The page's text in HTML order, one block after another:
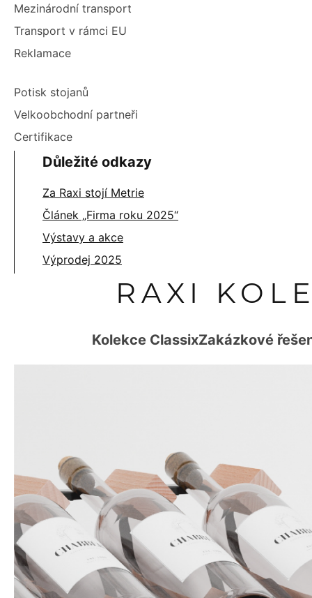
Mezinárodní transport
Transport v rámci EU
Reklamace
Potisk stojanů
Velkoobchodní partneři
Certifikace
Důležité odkazy
Za Raxi stojí Metrie
Článek „Firma roku 2025“
Výstavy a akce
Výprodej 2025
RAXI
Kolekce ClassixZakázkové